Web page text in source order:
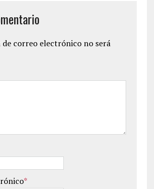
correo electrónico no será
*